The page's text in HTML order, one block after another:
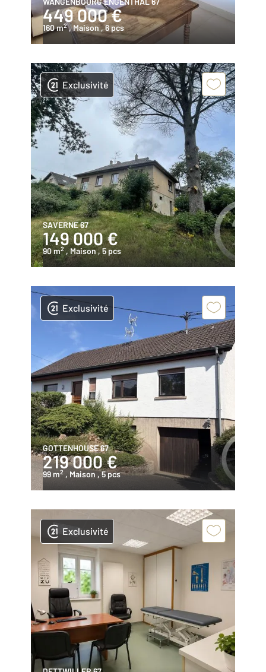
449 000 €
160 m2 , Maison, 6 pcs
Exclusivité
SAVERNE 67
149 000 €
90 m2 , Maison, 5 pcs
Exclusivité
GOTTENHOUSE 67
219 000 €
99 m2 , Maison , 5 pcs
Exclusivité